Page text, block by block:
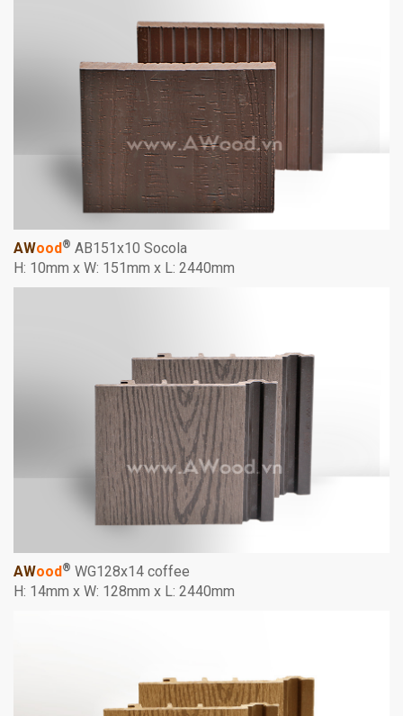
AWood® AB151x10 Socola
H: 10mm x W: 151mm x L: 2440mm
AWood ® WG128x14 coffee
H: 14mm x W: 128mm x L: 2440mm